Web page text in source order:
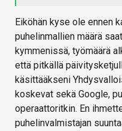
Eiköhän kyse ole ennen
puhelinmallien määrä
kymmenissä, työmäärä
että pitkällä
käsittääkseni
koskevat sekä Google,
operaattoritkin. En
puhelinvalmistajan